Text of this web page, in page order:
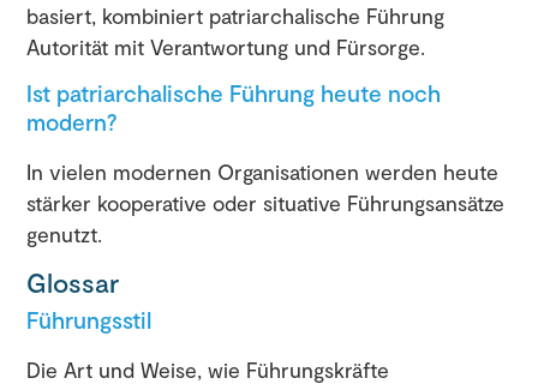
basiert, kombiniert patriarchalische Führung
Autorität mit Verantwortung und Fürsorge.
Ist patriarchalische Führung heute noch
modern?
In vielen modernen Organisationen werden heute
stärker kooperative oder situative Führungsansätze
genutzt.
Glossar
Führungsstil
Die Art und Weise, wie Führungskräfte